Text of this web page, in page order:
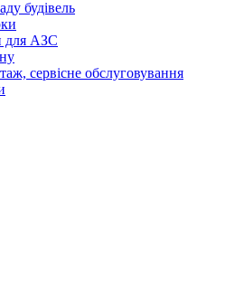
будівель
для АЗС
сервісне обслуговування